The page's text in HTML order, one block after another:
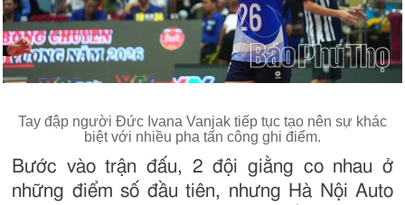
Tay đập người Đức Ivana Vanjak tiếp tục tạo nên sự khác
biệt với nhiều pha tấn công ghi điểm.
Bước vào trận đấu, 2 đội giằng co nhau ở
những điểm số đầu tiên, nhưng Hà Nội Auto